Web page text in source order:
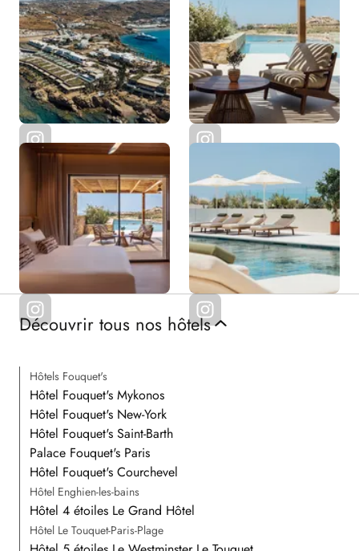
Découvrir tous nos hôtels
Hôtels Fouquet's
Hôtel Fouquet's Mykonos
Hôtel Fouquet's New-York
Hôtel Fouquet's Saint-Barth
Palace Fouquet's Paris
Hôtel Fouquet's Courchevel
Hôtel Enghien-les-bains
Hôtel 4 étoiles Le Grand Hôtel
Hôtel Le Touquet-Paris-Plage